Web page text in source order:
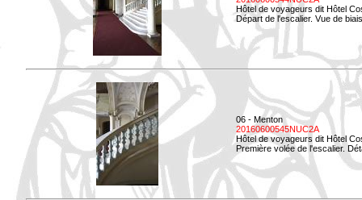
Hôtel de voyageurs dit Hôtel
Départ de l'escalier. Vue de
06 - Menton
20160600545NUC2A
Hôtel de voyageurs dit Hôtel
Première volée de l'escalier.